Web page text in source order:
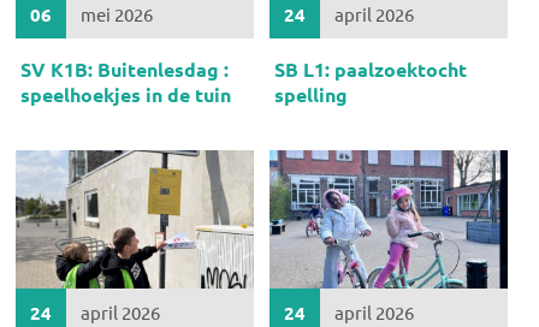
06 mei 2026
SV K1B: Buitenlesdag :
speelhoekjes in de tuin
24 april 2026
SB L1: paalzoektocht
spelling
24 april 2026 24 april 2026